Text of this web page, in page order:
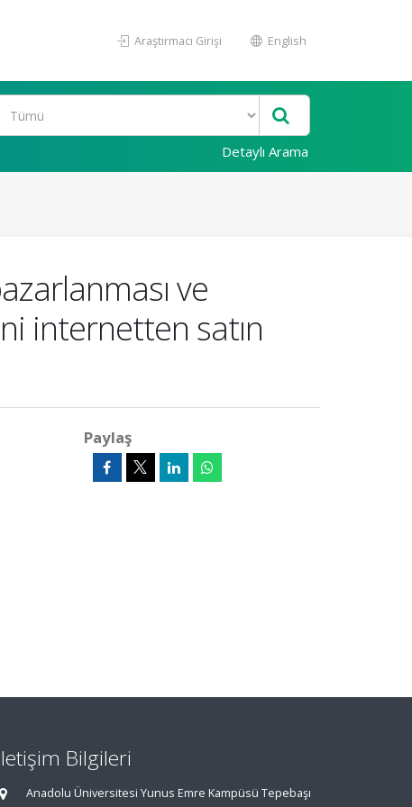
Araştırmacı Girişi English
Detaylı Arama
ve
internetten satın
Paylaş
Bilgileri
Anadolu Üniversitesi Yunus Emre Kampüsü Tepebaşı